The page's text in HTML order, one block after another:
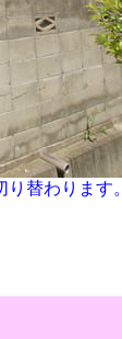
り替わります